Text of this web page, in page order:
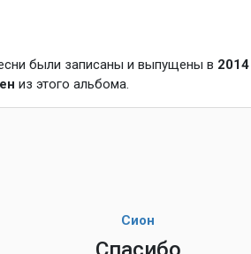
были записаны и выпущены в
из этого альбома.
Сион